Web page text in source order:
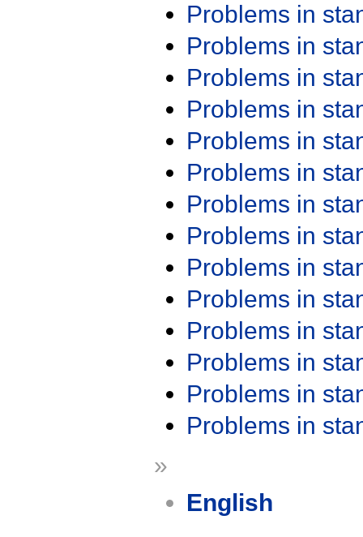
Problems in
Problems in
Problems in
Problems in
Problems in
Problems in
Problems in
Problems in
Problems in
Problems in
Problems in
Problems in
Problems in
Problems in
»
English